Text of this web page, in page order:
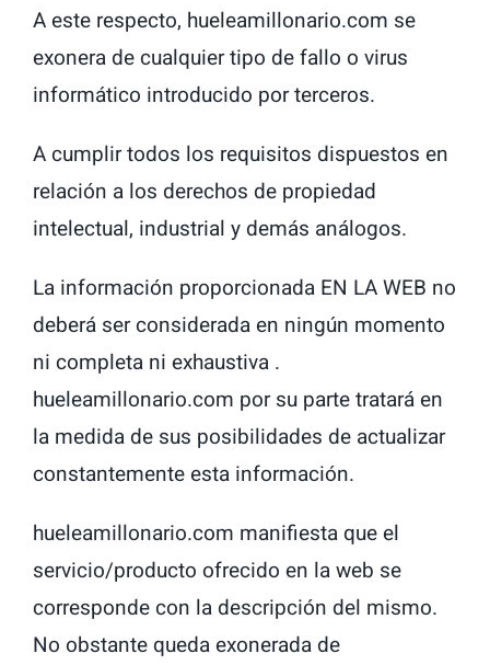
A este respecto, hueleamillonario.com se
exonera de cualquier tipo de fallo o virus
informático introducido por terceros.
A cumplir todos los requisitos dispuestos en
relación a los derechos de propiedad
intelectual, industrial y demás análogos.
La información proporcionada EN LA WEB no
deberá ser considerada en ningún momento
ni completa ni exhaustiva .
hueleamillonario.com por su parte tratará en
la medida de sus posibilidades de actualizar
constantemente esta información.
hueleamillonario.com manifiesta que el
servicio/producto ofrecido en la web se
corresponde con la descripción del mismo.
No obstante queda exonerada de